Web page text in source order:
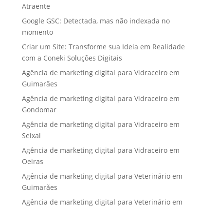
Atraente
Google GSC: Detectada, mas não indexada no
momento
Criar um Site: Transforme sua Ideia em Realidade
com a Coneki Soluções Digitais
Agência de marketing digital para Vidraceiro em
Guimarães
Agência de marketing digital para Vidraceiro em
Gondomar
Agência de marketing digital para Vidraceiro em
Seixal
Agência de marketing digital para Vidraceiro em
Oeiras
Agência de marketing digital para Veterinário em
Guimarães
Agência de marketing digital para Veterinário em